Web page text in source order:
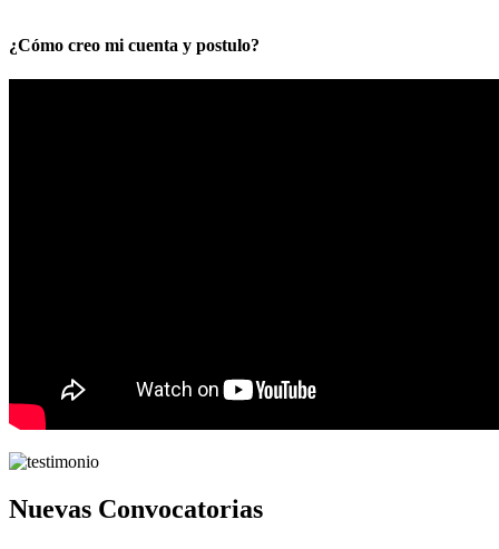
¿Cómo creo mi cuenta y postulo?
Nuevas Convocatorias